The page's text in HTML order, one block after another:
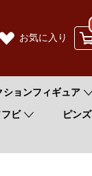
お気に入り
ションフィギュア
フビ
ピンズ